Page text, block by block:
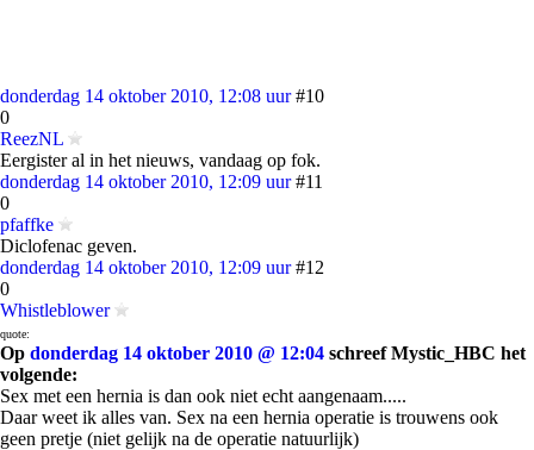
donderdag 14 oktober 2010, 12:08 uur #10
0
ReezNL
Eergister al in het nieuws, vandaag op fok.
donderdag 14 oktober 2010, 12:09 uur #11
0
pfaffke
Diclofenac geven.
donderdag 14 oktober 2010, 12:09 uur #12
0
Whistleblower
quote:
Op donderdag 14 oktober 2010 @ 12:04 schreef Mystic_HBC het
volgende:
Sex met een hernia is dan ook niet echt aangenaam.....
Daar weet ik alles van. Sex na een hernia operatie is trouwens ook
geen pretje (niet gelijk na de operatie natuurlijk)